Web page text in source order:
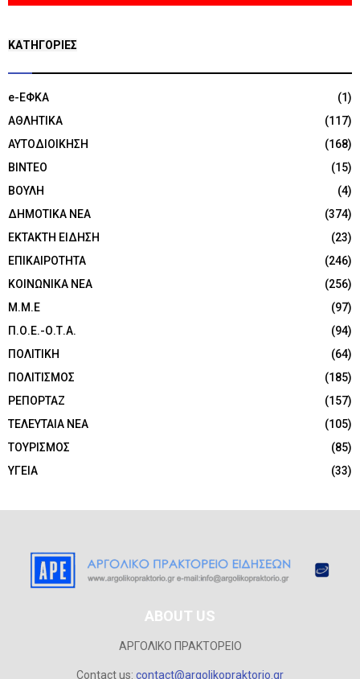
KΑΤΗΓΟΡΊΕΣ
e-ΕΦΚΑ
(1)
ΑΘΛΗΤΙΚΑ
(117)
ΑΥΤΟΔΙΟΙΚΗΣΗ
(168)
ΒΙΝΤΕΟ
(15)
ΒΟΥΛΗ
(4)
ΔΗΜΟΤΙΚΑ ΝΕΑ
(374)
ΕΚΤΑΚΤΗ ΕΙΔΗΣΗ
(23)
ΕΠΙΚΑΙΡΟΤΗΤΑ
(246)
ΚΟΙΝΩΝΙΚΑ ΝΕΑ
(256)
Μ.Μ.Ε
(97)
Π.Ο.Ε.-Ο.Τ.Α.
(94)
ΠΟΛΙΤΙΚΗ
(64)
ΠΟΛΙΤΙΣΜΟΣ
(185)
ΡΕΠΟΡΤΑΖ
(157)
ΤΕΛΕΥΤΑΙΑ ΝΕΑ
(105)
ΤΟΥΡΙΣΜΟΣ
(85)
ΥΓΕΙΑ
(33)
ABOUT US
ΑΡΓΟΛΙΚΟ ΠΡΑΚΤΟΡΕΙΟ
Contact us: contact@argolikopraktorio.gr